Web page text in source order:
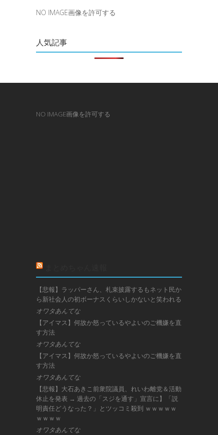
NO IMAGE画像を許可する
人気記事
NO IMAGE画像を許可する
【悲報】ラッパーさん、札束披露するもネット民か
ら新社会人の初ボーナスくらいしかないと笑われる
オワタあんてな
【アイマス】何故か怒っているやよいのご機嫌を直
す方法
オワタあんてな
【アイマス】何故か怒っているやよいのご機嫌を直
す方法
オワタあんてな
【悲報】大石あきこ前衆院議員、れいわ離党＆活動
休止を発表 → 過去の「スジを通す」宣言に】「説
明責任どうなった？」とツッコミ殺到 ｗｗｗｗｗ
ｗｗｗｗ
オワタあんてな